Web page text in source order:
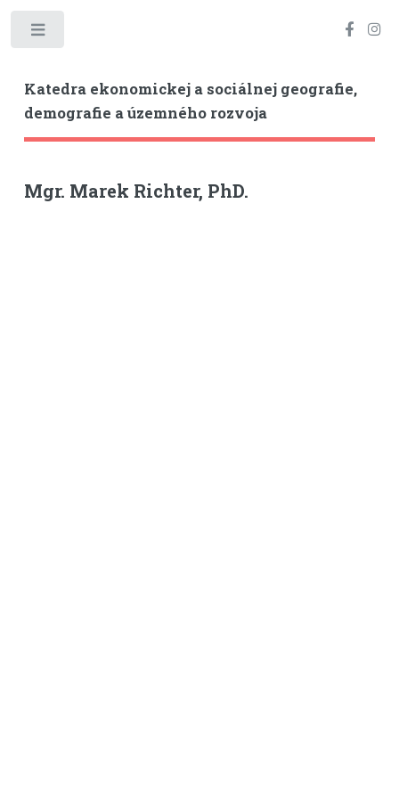
Katedra ekonomickej a sociálnej geografie,
demografie a územného rozvoja
Mgr. Marek Richter, PhD.